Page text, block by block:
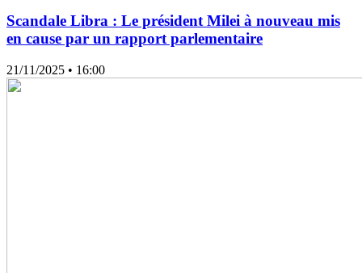
Scandale Libra : Le président Milei à nouveau mis
en cause par un rapport parlementaire
21/11/2025 • 16:00